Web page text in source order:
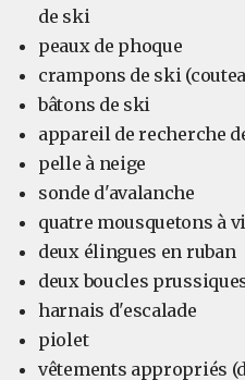
de ski
peaux de phoque
crampons de ski
bâtons de ski
appareil de recherche
pelle à neige
sonde d'avalanche
quatre mousquetons à
deux élingues en ruban
deux boucles
harnais d'escalade
piolet
vêtements appropriés